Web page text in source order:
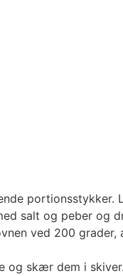
portionsstykker.
salt og peber og
ved 200
og skær dem i